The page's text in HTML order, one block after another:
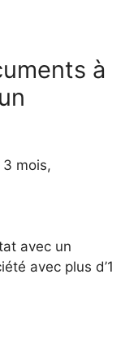
à
mois,
avec un
avec plus d’1